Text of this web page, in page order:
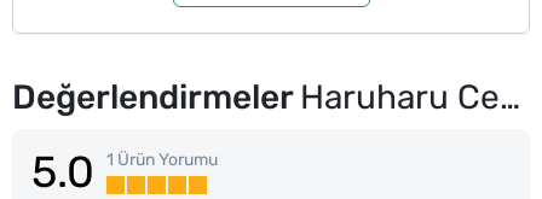
Değerlendirmeler Haruharu Centella %4 Txa Leke Önleyici Serum 30 ml
5.0 1 Ürün Yorumu